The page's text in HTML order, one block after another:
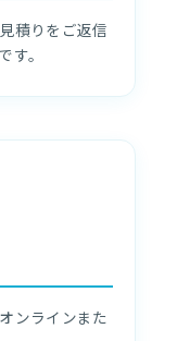
積りをご返信
す。
ンラインまた